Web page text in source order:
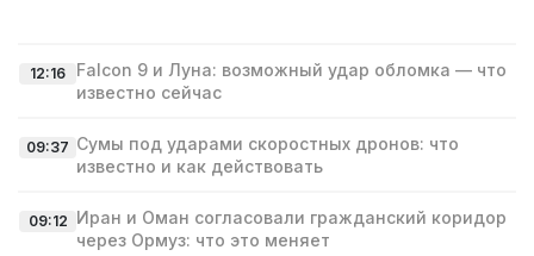
12:16
Falcon 9 и Луна: возможный удар обломка — что
известно сейчас
09:37 Сумы под ударами скоростных дронов: что
известно и как действовать
09:12 Иран и Оман согласовали гражданский коридор
через Ормуз: что это меняет